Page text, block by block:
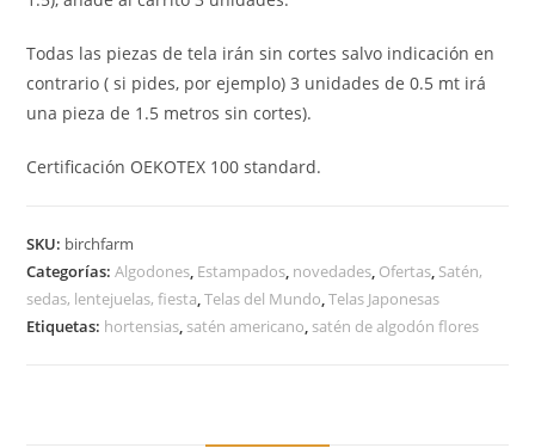
Todas las piezas de tela irán sin cortes salvo indicación en
contrario ( si pides, por ejemplo) 3 unidades de 0.5 mt irá
una pieza de 1.5 metros sin cortes).
Certificación OEKOTEX 100 standard.
SKU: birchfarm
Categorías:Algodones, Estampados, novedades, Ofertas, Satén,
sedas, lentejuelas, fiesta,Telas del Mundo,Telas Japonesas
Etiquetas: hortensias, satén americano, satén de algodón flores